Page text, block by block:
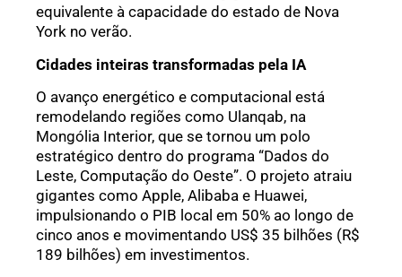
equivalente à capacidade do estado de Nova
York no verão.
Cidades inteiras transformadas pela IA
O avanço energético e computacional está
remodelando regiões como Ulanqab, na
Mongólia Interior, que se tornou um polo
estratégico dentro do programa “Dados do
Leste, Computação do Oeste”. O projeto atraiu
gigantes como Apple, Alibaba e Huawei,
impulsionando o PIB local em 50% ao longo de
cinco anos e movimentando US$ 35 bilhões (R$
189 bilhões) em investimentos.